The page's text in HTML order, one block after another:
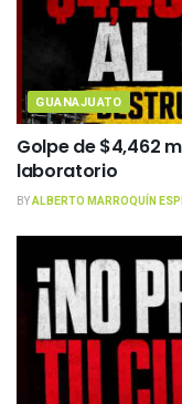
GUANAJUATO
Golpe de $4,462
laboratorio
BYALBERTO MARROQUÍN